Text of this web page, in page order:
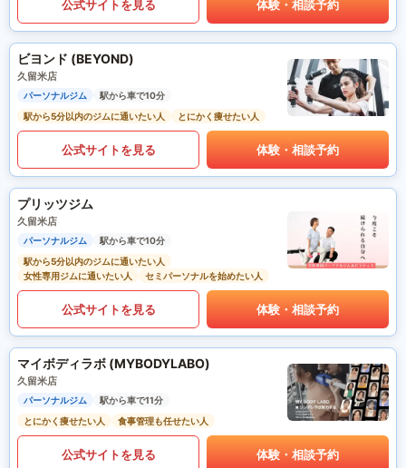
公式サイトを見る 体験・相談予約
ビヨンド (BEYOND)
久留米店
パーソナルジム
駅から車で10分
駅から5分以内のジムに通いたい人
とにかく痩せたい人
公式サイトを見る 体験・相談予約
プリッツジム
久留米店
パーソナルジム
駅から車で10分
駅から5分以内のジムに通いたい人
女性専用ジムに通いたい人
セミパーソナルを始めたい人
公式サイトを見る 体験・相談予約
マイボディラボ (MYBODYLABO)
久留米店
パーソナルジム
駅から車で11分
とにかく痩せたい人
食事管理も任せたい人
公式サイトを見る 体験・相談予約